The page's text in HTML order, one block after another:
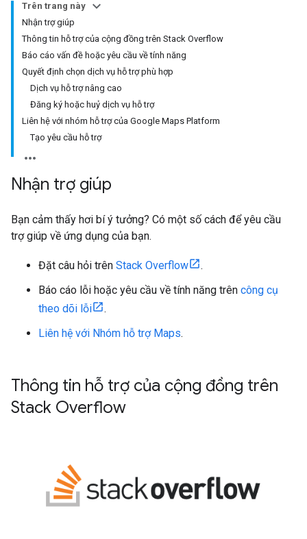
Trên trang này
Nhận trợ giúp
Thông tin hỗ trợ của cộng đồng trên Stack Overflow
Báo cáo vấn đề hoặc yêu cầu về tính năng
Quyết định chọn dịch vụ hỗ trợ phù hợp
Dịch vụ hỗ trợ nâng cao
Đăng ký hoặc huỷ dịch vụ hỗ trợ
Liên hệ với nhóm hỗ trợ của Google Maps Platform
Tạo yêu cầu hỗ trợ
Nhận trợ giúp
Bạn cảm thấy hơi bí ý tưởng? Có một số cách để yêu cầu
trợ giúp về ứng dụng của bạn.
Đặt câu hỏi trên Stack Overflow
.
Báo cáo lỗi hoặc yêu cầu về tính năng trên công cụ
theo dõi lỗi
.
Liên hệ với Nhóm hỗ trợ Maps.
Thông tin hỗ trợ của cộng đồng trên
Stack Overflow